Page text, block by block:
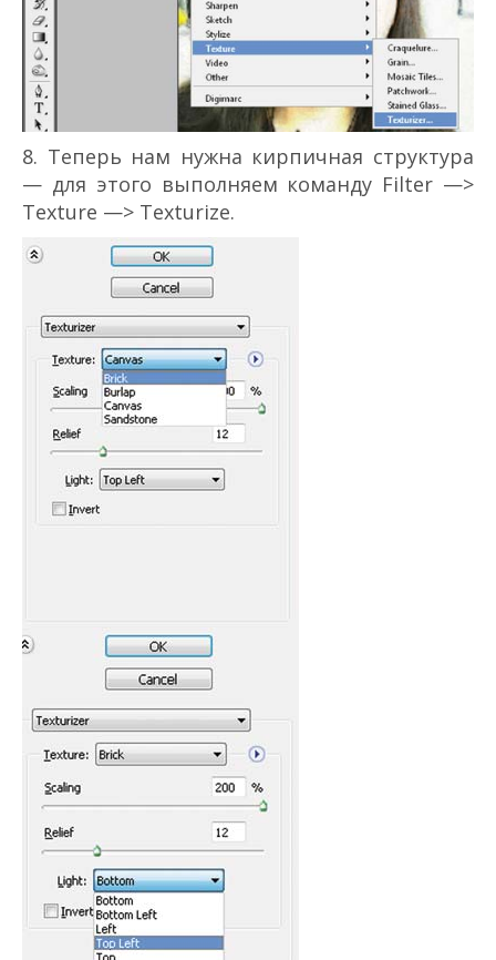
8. Теперь нам нужна кирпичная структура
— для этого выполняем команду Filter —>
Texture —> Texturize.